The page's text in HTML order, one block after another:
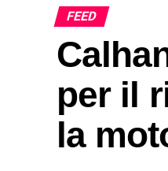
FEED
per il
la